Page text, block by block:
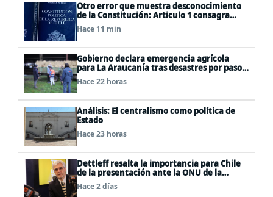
Otro error que muestra desconocimiento
de la Constitución: Articulo 1 consagra
resguardar la seguridad nacional y
proteger a los ciudadanos
Hace 11 min
Gobierno declara emergencia agrícola
para La Araucanía tras desastres por pasos
de sistemas frontales
Hace 22 horas
Análisis: El centralismo como política de
Estado
Hace 23 horas
Dettleff resalta la importancia para Chile
de la presentación ante la ONU de la
Plataforma Continental Extendida del
Archipiélago Juan Fernández
Hace 2 días